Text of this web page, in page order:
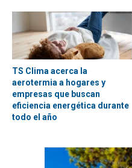
TS Clima acerca la
aerotermia a hogares y
empresas que buscan
eficiencia energética durante
todo el año